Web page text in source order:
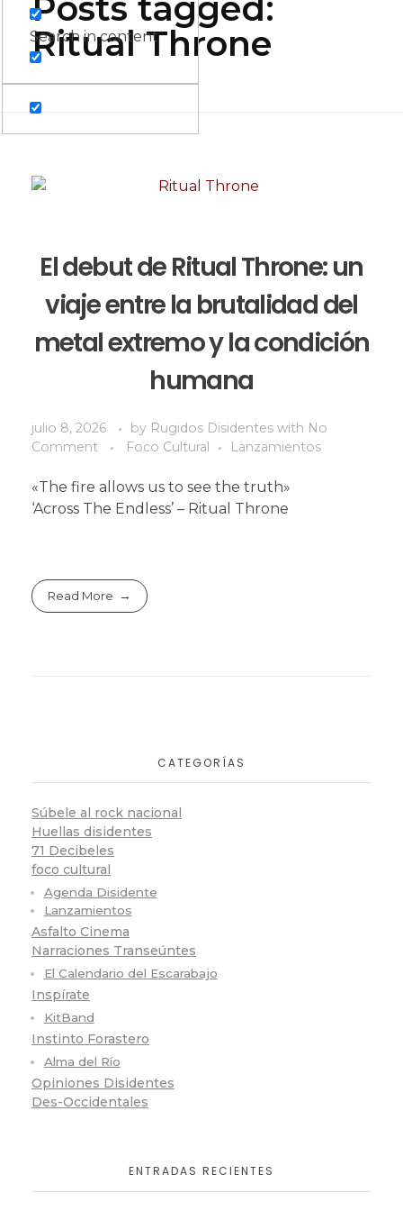
Search in content
Posts tagged:
Ritual Throne
El debut de Ritual Throne: un
viaje entre la brutalidad del
metal extremo y la condición
humana
julio 8, 2026 by Rugidos Disidentes with No
Comment
Foco Cultural Lanzamientos
«The fire allows us to see the truth»
‘Across The Endless’ – Ritual Throne
Read More
CATEGORÍAS
Súbele al rock nacional
Huellas disidentes
71 Decibeles
foco cultural
Agenda Disidente
Lanzamientos
Asfalto Cinema
Narraciones Transeúntes
El Calendario del Escarabajo
Inspírate
KitBand
Instinto Forastero
Alma del Río
Opiniones Disidentes
Des-Occidentales
ENTRADAS RECIENTES